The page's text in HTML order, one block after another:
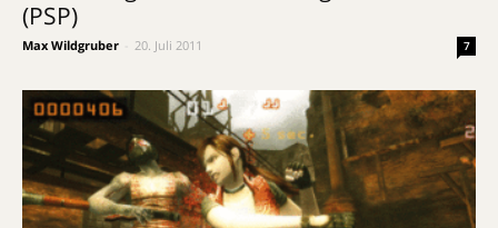
(PSP)
Max Wildgruber 20. Juli 2011 7